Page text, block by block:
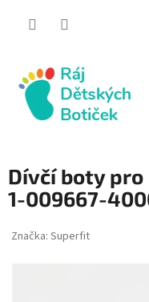
Dívčí boty
1-009667-
Značka: Superfit